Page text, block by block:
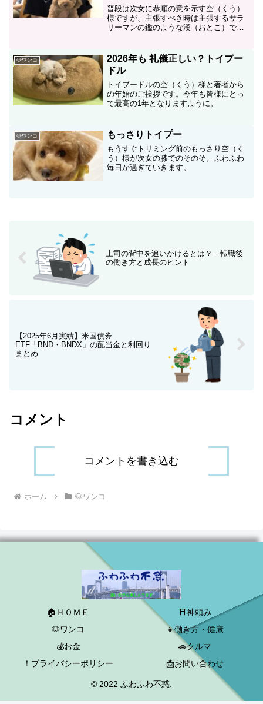
普段は次女に恭順の意を示す空（くう）
様ですが、主張すべき時は主張するサラ
リーマンの鑑のような漢（おとこ）で
🐶ワンコ
2026年も 礼儀正しい？トイプー
ドル
トイプードルの空（くう）様と著者から
の年始のご挨拶です。今年も皆様にとっ
て最高の1年となりますように。
🐶ワンコ もっさりトイプー
もうすぐトリミング前のもっさり空（く
う）様が次女の膝でのそのそ。ふわふわ
毎日が過ぎていきます。
上司の背中を追いかけるとは？—転職後
の働き方と成長のヒント
【2025年6月実績】米国債券
ETF「BND・BNDX」の配当金と利回り
まとめ
コメント
コメントを書き込む
ホーム 🐶ワンコ
🏠ＨＯＭＥ
⛩神頼み
🐶ワンコ
👧働き方・健康
💰お金
🚗クルマ
！プライバシーポリシー
📩お問い合わせ
© 2022 ふわふわ不惑.